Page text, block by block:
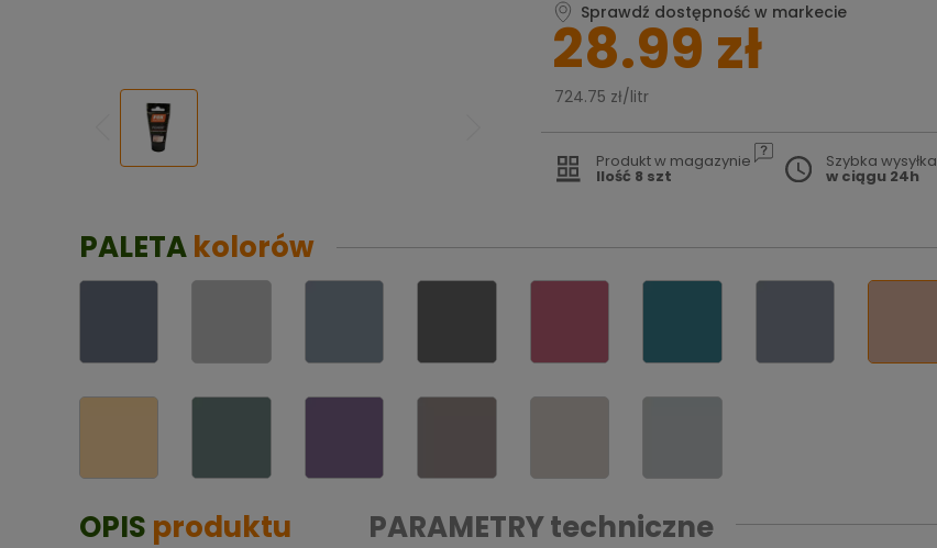
Sprawdź dostępność w markecie
28.99 zł
724.75 zł/litr
Produkt w magazynie
Ilość 8 szt
Szybka wysyłka
w ciągu 24h
PALETAkolorów
OPIS produktu PARAMETRYtechniczne